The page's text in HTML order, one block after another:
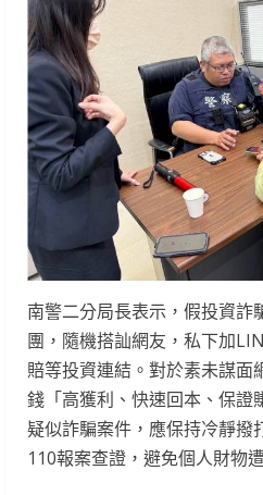
南警二分局長表示，假投資詐
團，隨機搭訕網友，私下加
賠等投資連結。對於素未謀面
錢「高獲利、快速回本、保證
疑似詐騙案件，應保持冷靜撥
110報案查證，避免個人財物